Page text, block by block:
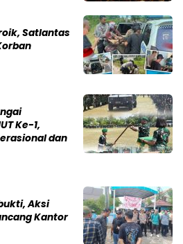
Satlantas
Ke-1,
dan
Aksi
Kantor